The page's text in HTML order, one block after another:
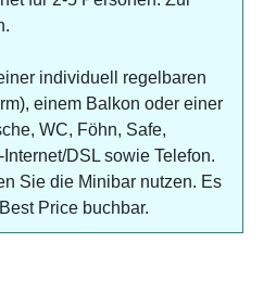
individuell regelbaren
einem Balkon oder einer
WC, Föhn, Safe,
DSL sowie Telefon.
Sie die Minibar nutzen. Es
Price buchbar.